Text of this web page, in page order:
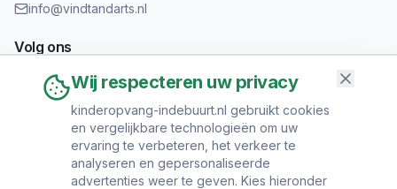
info@vindtandarts.nl
Volg ons
Informatie toevoegen?
Heeft u een tandartspraktijk? Neem contact op om uw praktijk
toe te voegen.
Wij respecteren uw privacy
kinderopvang-indebuurt.nl gebruikt cookies
en vergelijkbare technologieën om uw
ervaring te verbeteren, het verkeer te
analyseren en gepersonaliseerde
advertenties weer te geven. Kies hieronder